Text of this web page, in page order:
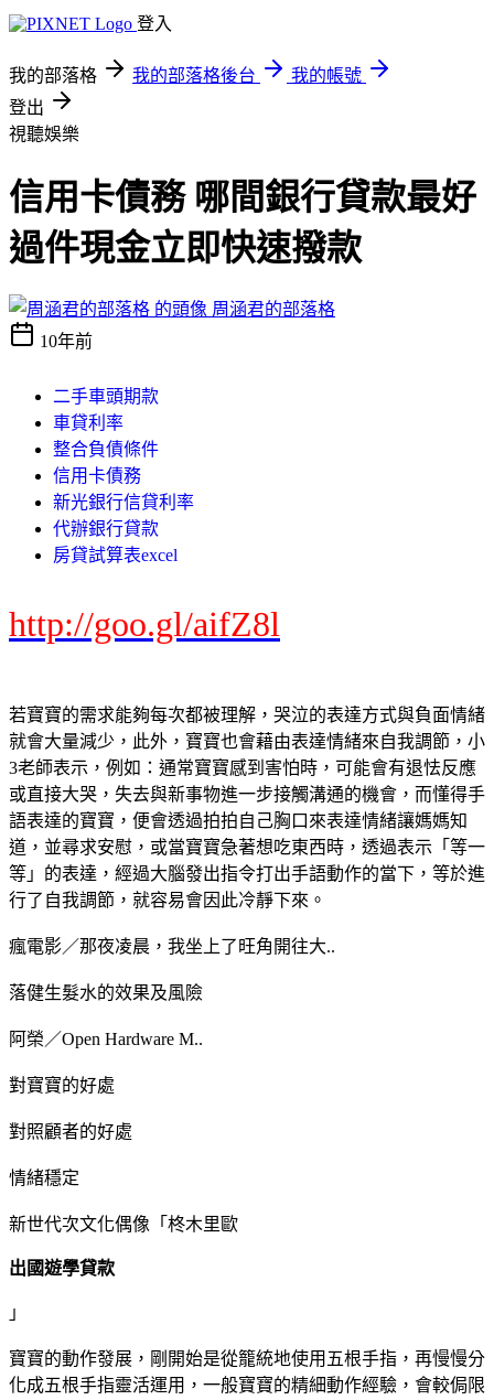
登入
我的部落格 我的部落格後台
我的帳號
登出
視聽娛樂
信用卡債務 哪間銀行貸款最好
過件現金立即快速撥款
周涵君的部落格
10年前
二手車頭期款
車貸利率
整合負債條件
信用卡債務
新光銀行信貸利率
代辦銀行貸款
房貸試算表excel
http://goo.gl/aifZ8l
若寶寶的需求能夠每次都被理解，哭泣的表達方式與負面情緒
就會大量減少，此外，寶寶也會藉由表達情緒來自我調節，小
3老師表示，例如：通常寶寶感到害怕時，可能會有退怯反應
或直接大哭，失去與新事物進一步接觸溝通的機會，而懂得手
語表達的寶寶，便會透過拍拍自己胸口來表達情緒讓媽媽知
道，並尋求安慰，或當寶寶急著想吃東西時，透過表示「等一
等」的表達，經過大腦發出指令打出手語動作的當下，等於進
行了自我調節，就容易會因此冷靜下來。
瘋電影／那夜凌晨，我坐上了旺角開往大..
落健生髮水的效果及風險
阿榮／Open Hardware M..
對寶寶的好處
對照顧者的好處
情緒穩定
新世代次文化偶像「柊木里歐
出國遊學貸款
」
寶寶的動作發展，剛開始是從籠統地使用五根手指，再慢慢分
化成五根手指靈活運用，一般寶寶的精細動作經驗，會較侷限